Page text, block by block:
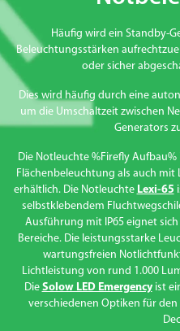
Häufig wird ein Standby-
Beleuchtungsstärken
oder sicher
Dies wird häufig durch eine
um die Umschaltzeit zwischen
Generators
Die Notleuchte %Firefly
Flächenbeleuchtung als auch
erhältlich. Die Notleuchte Lexi-65
selbstklebendem
Ausführung mit IP65 eignet
Bereiche. Die leistungsstarke
wartungsfreien
Lichtleistung von rund 1.000
Die Solow LED Emergencyist
verschiedenen Optiken für